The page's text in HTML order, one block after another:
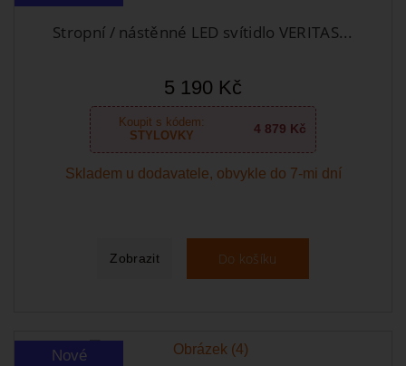
Stropní / nástěnné LED svítidlo VERITAS...
5 190 Kč
Koupit s kódem:
STYLOVKY
4 879 Kč
Skladem u dodavatele, obvykle do 7-mi dní
Zobrazit Do košíku
Nové